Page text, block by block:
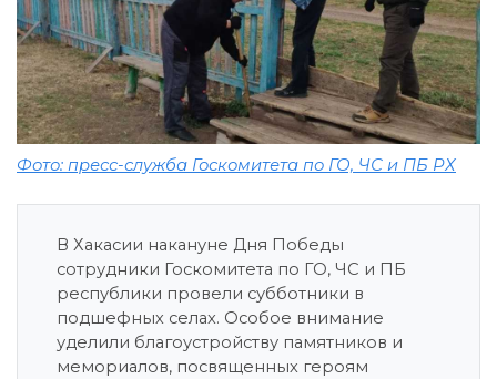
Фото: пресс-служба Госкомитета по ГО, ЧС и ПБ РХ
В Хакасии накануне Дня Победы
сотрудники Госкомитета по ГО, ЧС и ПБ
республики провели субботники в
подшефных селах. Особое внимание
уделили благоустройству памятников и
мемориалов, посвященных героям